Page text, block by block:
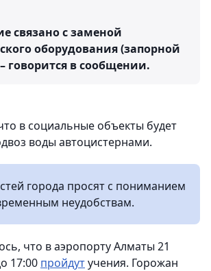
связано с заменой
оборудования (запорной
говорится в сообщении.
в социальные объекты будет
воды автоцистернами.
города просят с пониманием
неудобствам.
что в аэропорту Алматы 21
17:00 пройдутучения. Горожан